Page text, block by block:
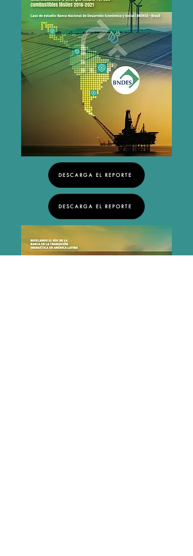
DESCARGA EL REPORTE
DESCARGA EL REPORTE